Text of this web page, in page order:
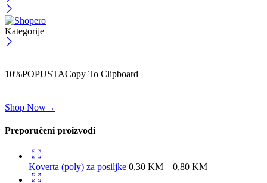
Kategorije
10%POPUSTACopy To Clipboard
Shop Now→
Preporučeni proizvodi
Koverta (poly) za posiljke 0,30 KM – 0,80 KM